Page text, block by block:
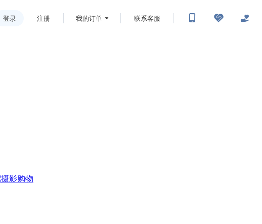
登录 注册 我的订单 联系客服
摄影购物